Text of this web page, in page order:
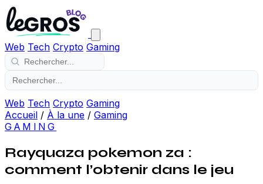
Web Tech Crypto Gaming
Web Tech Crypto Gaming
Accueil / À la une / Gaming
GAMING
Rayquaza pokemon za :
comment l’obtenir dans le jeu